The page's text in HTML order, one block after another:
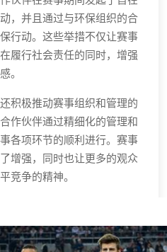
，并且通过与环保组织的合
行动。这些举措不仅让赛事
履行社会责任的同时，增强
。
积极推动赛事组织和管理的
作伙伴通过精细化的管理和
各项环节的顺利进行。赛事
增强，同时也让更多的观众
竞争的精神。